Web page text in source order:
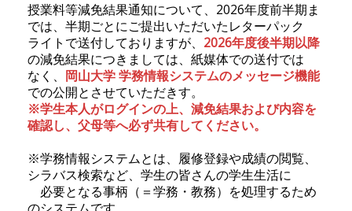
授業料等減免結果通知について、2026年度前半期ま
では、半期ごとにご提出いただいたレターパック
ライトで送付しておりますが、 2026年度後半期以降
の減免結果につきましては、紙媒体での送付では
なく、 岡山大学 学務情報システムのメッセージ機能
での公開とさせていただきす。
※学生本人がログインの上、減免結果および内容を
確認し、父母等へ必ず共有してください。
※学務情報システムとは、履修登録や成績の閲覧、
シラバス検索など、学生の皆さんの学生生活に
必要となる事柄（＝学務・教務）を処理するため